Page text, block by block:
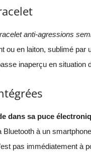
anti-agressions
ou en laiton, sublimé par
inaperçu en situation
dans sa puce
à un
pas immédiatement à